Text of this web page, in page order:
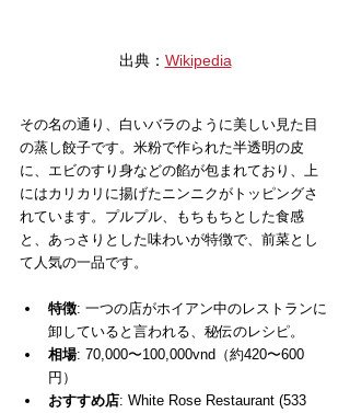
出典： Wikipedia
その名の通り、白いバラのように美しい見た目
の蒸し餃子です。米粉で作られた半透明の皮
に、エビのすり身などの餡が包まれており、上
にはカリカリに揚げたニンニクがトッピングさ
れています。プルプル、もちもちとした食感
と、あっさりとした味わいが特徴で、前菜とし
て人気の一品です。
特徴: 一つの店がホイアン中のレストランに
卸していると言われる、秘伝のレシピ。
相場: 70,000〜100,000vnd（約420〜600
円）
おすすめ店: White Rose Restaurant (533